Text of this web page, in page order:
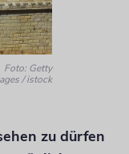
Foto: Getty
/ istock
zu dürfen